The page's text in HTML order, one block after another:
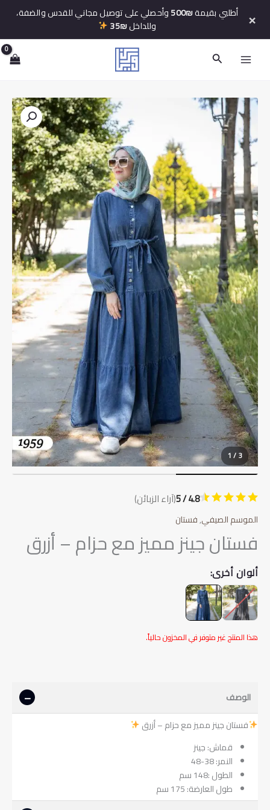
أطلبي بقيمة500₪وأحصلي على توصيل مجاني للقدس والضفة،
وللداخل35₪ ×
البحث
1 / 3
4.8 / 5 (آراء الزبائن)
الموسم الصيفي,فستان
فستان جينز مميز مع حزام – أزرق
ألوان أخرى:
هذا المنتج غير متوفر في المخزون حالياً.
الوصف
فستان جينز مميز مع حزام – أزرق
قماش: جينز
النمر: 38-48
الطول :148 سم
طول العارضة: 175 سم